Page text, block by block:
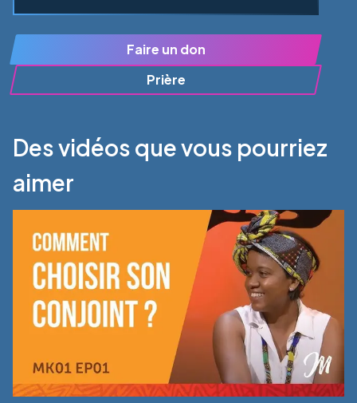
Faire un don
Prière
Des vidéos que vous pourriez
aimer